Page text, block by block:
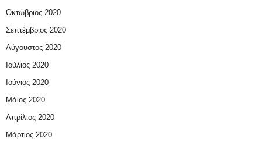
Οκτώβριος 2020
Σεπτέμβριος 2020
Αύγουστος 2020
Ιούλιος 2020
Ιούνιος 2020
Μάιος 2020
Απρίλιος 2020
Μάρτιος 2020